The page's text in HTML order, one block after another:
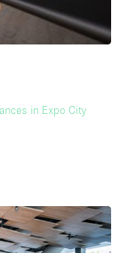
in Expo City